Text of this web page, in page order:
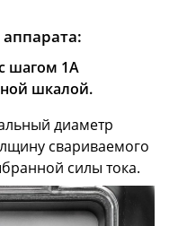
шагом 1А
шкалой.
диаметр
свариваемого
силы тока.